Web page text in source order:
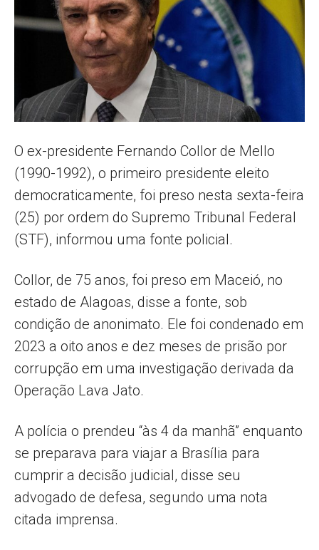
–
AL
O ex-presidente Fernando Collor de Mello
(1990-1992), o primeiro presidente eleito
democraticamente, foi preso nesta sexta-feira
(25) por ordem do Supremo Tribunal Federal
(STF), informou uma fonte policial.
Collor, de 75 anos, foi preso em Maceió, no
estado de Alagoas, disse a fonte, sob
condição de anonimato. Ele foi condenado em
2023 a oito anos e dez meses de prisão por
corrupção em uma investigação derivada da
Operação Lava Jato.
A polícia o prendeu “às 4 da manhã” enquanto
se preparava para viajar a Brasília para
cumprir a decisão judicial, disse seu
advogado de defesa, segundo uma nota
citada imprensa.